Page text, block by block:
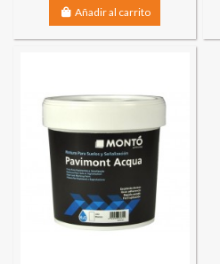
Añadir al carrito